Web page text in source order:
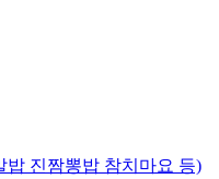
밥 진짬뽕밥 참치마요 등)